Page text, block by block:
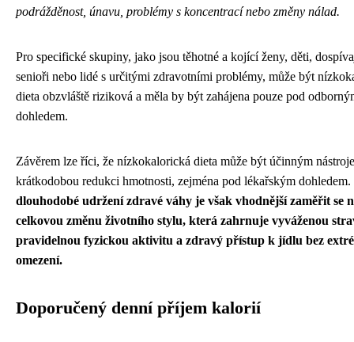
podrážděnost, únavu, problémy s koncentrací nebo změny nálad.
Pro specifické skupiny, jako jsou těhotné a kojící ženy, děti,
senioři nebo lidé s určitými zdravotními problémy, může být
dieta obzvláště riziková a měla by být zahájena pouze pod
dohledem.
Závěrem lze říci, že nízkokalorická dieta může být účinným
krátkodobou redukci hmotnosti, zejména pod lékařským dohledem.
dlouhodobé udržení zdravé váhy je však vhodnější zaměřit se
celkovou změnu životního stylu, která zahrnuje vyváženou
pravidelnou fyzickou aktivitu a zdravý přístup k jídlu bez
omezení.
Doporučený denní příjem kalorií